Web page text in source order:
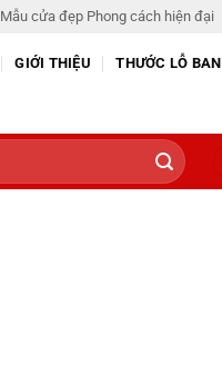
Mẫu cửa đẹp Phong cách hiện đại
GIỚI THIỆU THƯỚC LỖ BAN